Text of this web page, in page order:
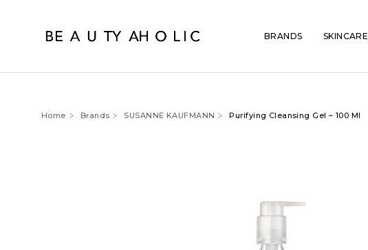
BRANDS SKINCARE
Home Brands SUSANNE KAUFMANN Purifying Cleansing Gel – 100 Ml